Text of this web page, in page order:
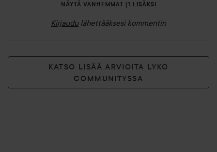
NÄYTÄ VANHEMMAT (1 LISÄKSI
Kirjaudu lähettääksesi kommentin
KATSO LISÄÄ ARVIOITA LYKO
COMMUNITYSSA